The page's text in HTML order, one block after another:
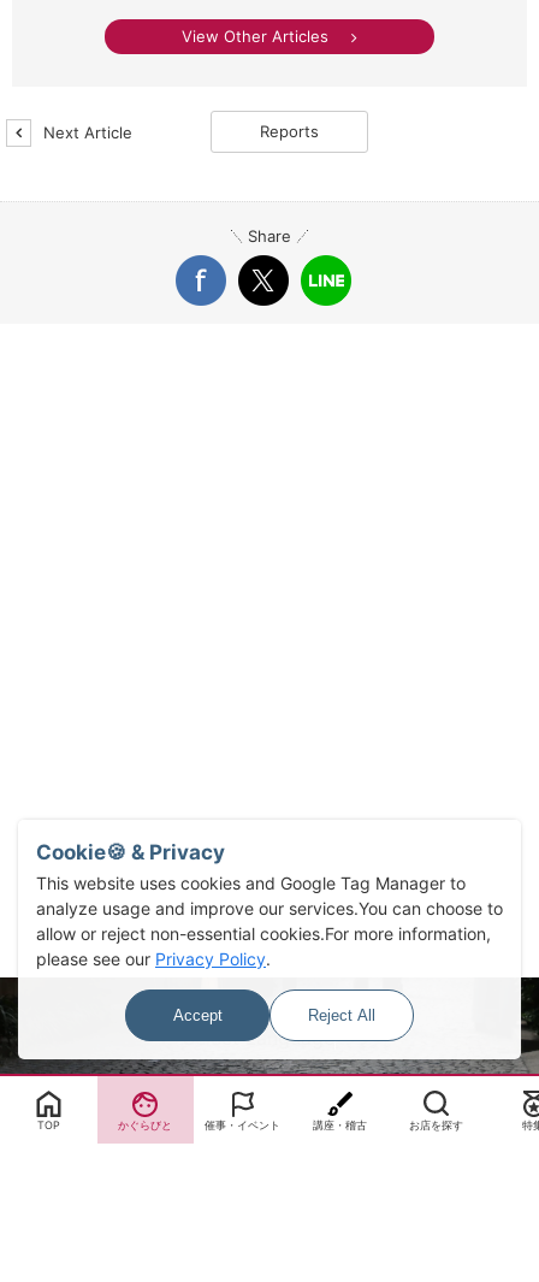
View Other Articles
Next Article Reports
Share
Select Language▼
TOP かぐらびと 催事・イベント 講座・稽古 お店を探す 特
Cookie🍪 & Privacy
This website uses cookies and Google Tag Manager to
analyze usage and improve our services.You can choose to
allow or reject non-essential cookies.For more information,
please see our Privacy Policy.
Accept Reject All